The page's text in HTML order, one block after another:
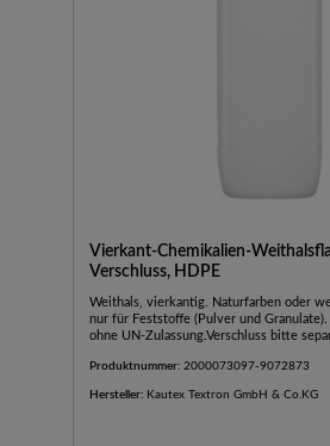
Vierkant-Chemikalien-
Verschluss, HDPE
Weithals, vierkantig. Naturfarben oder
nur für Feststoffe (Pulver und Granulate).
ohne UN-Zulassung.Verschluss bitte
Produktnummer: 2000073097-9072873
Hersteller: Kautex Textron GmbH & Co.KG